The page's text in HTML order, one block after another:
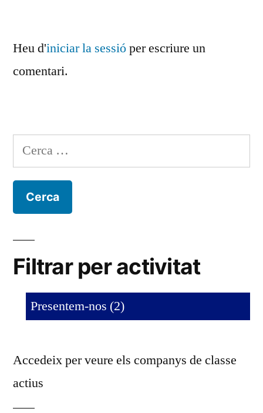
Heu d'iniciar la sessióper escriure un
comentari.
Cerca:
Filtrar per activitat
Presentem-nos (2)
Accedeix per veure els companys de classe
actius